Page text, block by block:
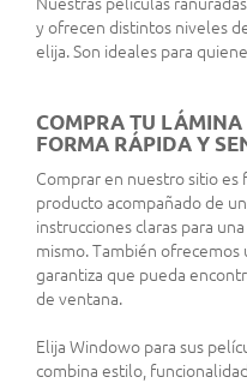
Nuestras películas
y ofrecen distintos niveles
elija. Son ideales para
COMPRA TU
FORMA RÁPIDA Y
Comprar en nuestro sitio es
producto acompañado de
instrucciones claras para
mismo. También ofrecemos
garantiza que pueda
de ventana.
Elija Windowo para sus
combina estilo,